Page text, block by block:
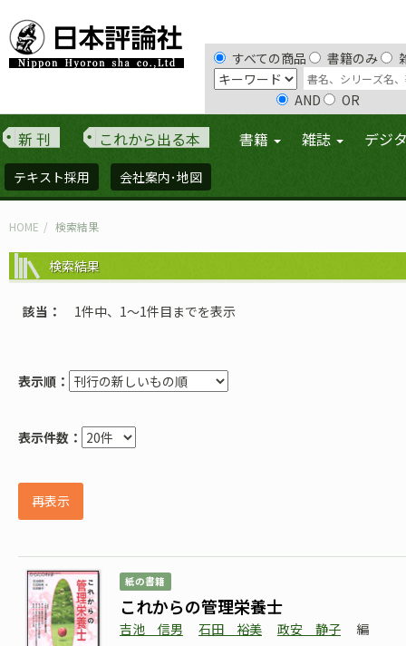
すべての商品 書籍のみ
AND OR
新 刊 これから出る本 書籍 雑誌 デジ
テキスト採用 会社案内･地図
HOME 検索結果
検索結果
該当 1件中、1〜1件目までを表示
表示順：
表示件数：
再表示
紙の書籍
これからの管理栄養士
吉池 信男 石田 裕美 政安 静子
編